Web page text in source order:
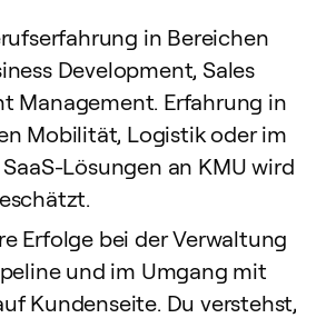
in Bereichen
Development, Sales
Management. Erfahrung in
Mobilität, Logistik oder im
Lösungen an KMU wird
Erfolge bei der Verwaltung
und im Umgang mit
Kundenseite. Du verstehst,